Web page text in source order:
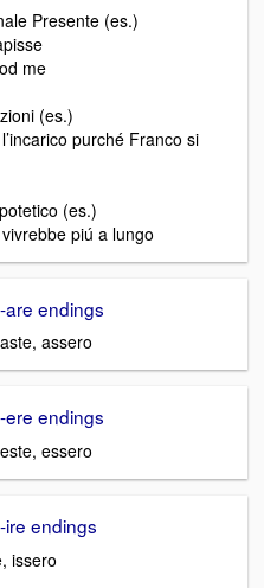
Presente (es.)
me
(es.)
purché Franco si
(es.)
piú a lungo
endings
assero
endings
essero
endings
issero